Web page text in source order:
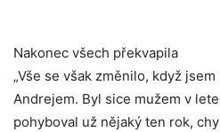
Nakonec všech překvapila
„Vše se však změnilo, když
Andrejem. Byl sice mužem v
pohyboval už nějaký ten rok,